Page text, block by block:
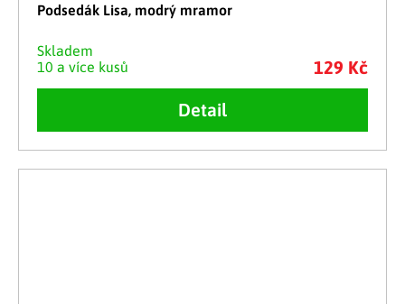
Podsedák Lisa, modrý mramor
Skladem
10 a více kusů
129 Kč
Detail